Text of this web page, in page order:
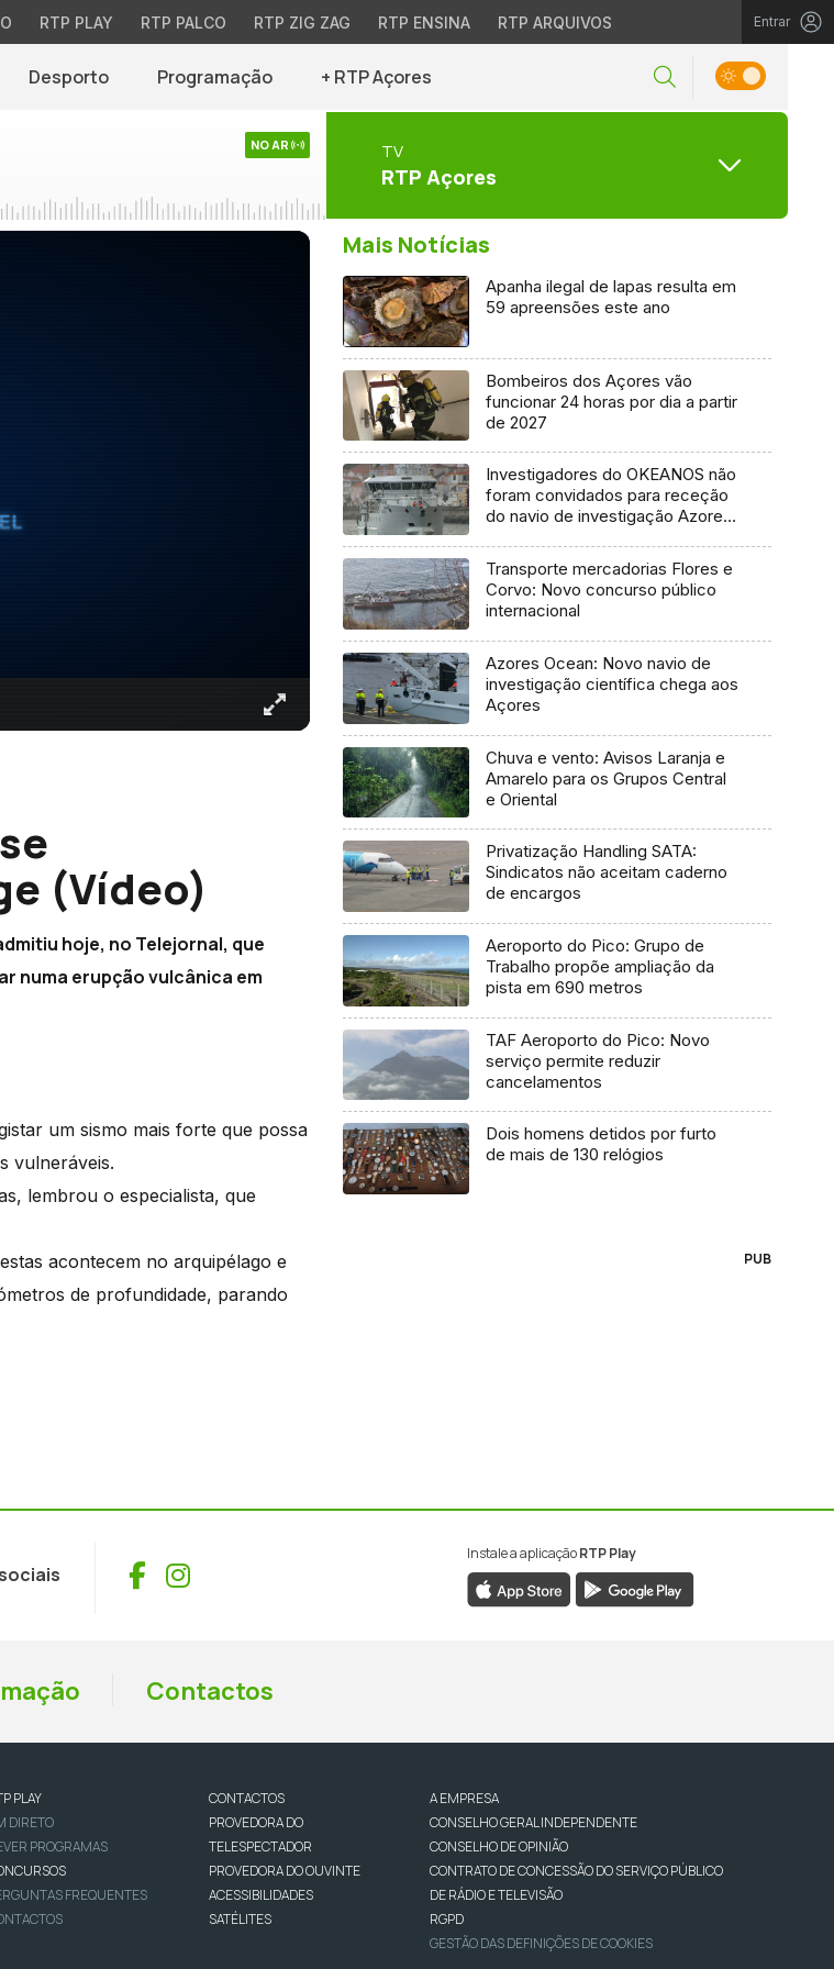
RTP PLAY RTP PALCO RTP ZIG ZAG RTP ENSINA RTP ARQUIVOS Entrar
Desporto Programação + RTP Açores
NO AR TV
RTP Açores
(Vídeo)
hoje, no Telejornal, que
numa erupção vulcânica em
um sismo mais forte que possa
vulneráveis.
lembrou o especialista, que
acontecem no arquipélago e
de profundidade, parando
Mais Notícias
Apanha ilegal de lapas resulta em
59 apreensões este ano
Bombeiros dos Açores vão
funcionar 24 horas por dia a partir
de 2027
Investigadores do OKEANOS não
foram convidados para receção
do navio de investigação Azores
Transporte mercadorias Flores e
Corvo: Novo concurso público
internacional
Azores Ocean: Novo navio de
investigação científica chega aos
Açores
Chuva e vento: Avisos Laranja e
Amarelo para os Grupos Central
e Oriental
Privatização Handling SATA:
Sindicatos não aceitam caderno
de encargos
Aeroporto do Pico: Grupo de
Trabalho propõe ampliação da
pista em 690 metros
TAF Aeroporto do Pico: Novo
serviço permite reduzir
cancelamentos
Dois homens detidos por furto
de mais de 130 relógios
PUB
Facebook
Instagram
Instale a aplicaçãoRTP Play
Contactos
PLAY
DIRETO
PROGRAMAS
FREQUENTES
CONTACTOS
PROVEDORA DO
TELESPECTADOR
PROVEDORA DO OUVINTE
ACESSIBILIDADES
SATÉLITES
A EMPRESA
CONSELHO GERAL INDEPENDENTE
CONSELHO DE OPINIÃO
CONTRATO DE CONCESSÃO DO SERVIÇO PÚBLICO
DE RÁDIO E TELEVISÃO
RGPD
GESTÃO DAS DEFINIÇÕES DE COOKIES